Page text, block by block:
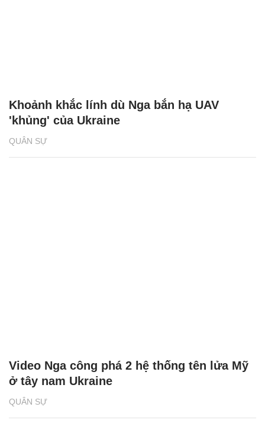
QUÂN SỰ
Khoảnh khắc lính dù Nga bắn hạ UAV
'khủng' của Ukraine
QUÂN SỰ
Video Nga công phá 2 hệ thống tên lửa Mỹ
ở tây nam Ukraine